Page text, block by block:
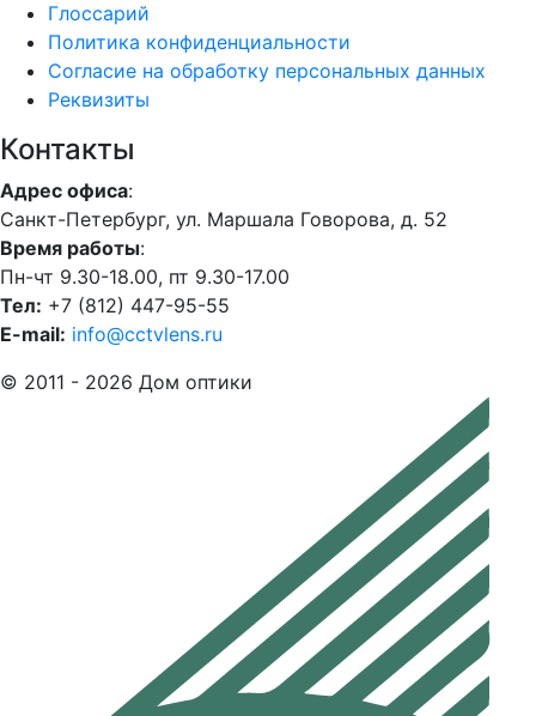
Глоссарий
Политика конфиденциальности
Согласие на обработку персональных данных
Реквизиты
Контакты
Адрес офиса:
Санкт-Петербург, ул. Маршала Говорова, д. 52
Время работы:
Пн-чт 9.30-18.00, пт 9.30-17.00
Тел: +7 (812) 447-95-55
E-mail: info@cctvlens.ru
© 2011 - 2026 Дом оптики